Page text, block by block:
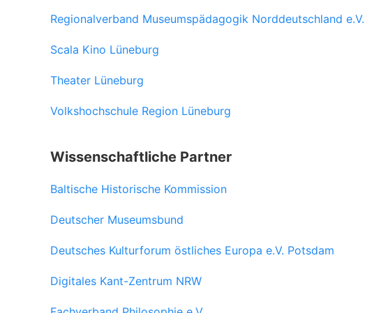
Regionalverband Museumspädagogik Norddeutschland e.V.
Scala Kino Lüneburg
Theater Lüneburg
Volkshochschule Region Lüneburg
Wissenschaftliche Partner
Baltische Historische Kommission
Deutscher Museumsbund
Deutsches Kulturforum östliches Europa e.V. Potsdam
Digitales Kant-Zentrum NRW